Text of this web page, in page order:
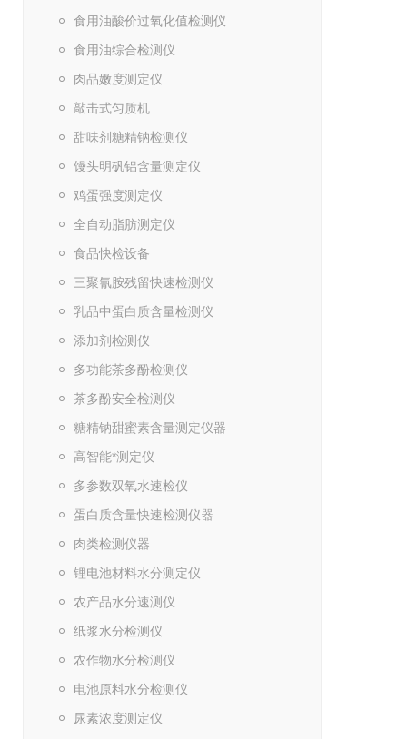
食用油酸价过氧化值检测仪
食用油综合检测仪
肉品嫩度测定仪
敲击式匀质机
甜味剂糖精钠检测仪
馒头明矾铝含量测定仪
鸡蛋强度测定仪
全自动脂肪测定仪
食品快检设备
三聚氰胺残留快速检测仪
乳品中蛋白质含量检测仪
添加剂检测仪
多功能茶多酚检测仪
茶多酚安全检测仪
糖精钠甜蜜素含量测定仪器
高智能*测定仪
多参数双氧水速检仪
蛋白质含量快速检测仪器
肉类检测仪器
锂电池材料水分测定仪
农产品水分速测仪
纸浆水分检测仪
农作物水分检测仪
电池原料水分检测仪
尿素浓度测定仪